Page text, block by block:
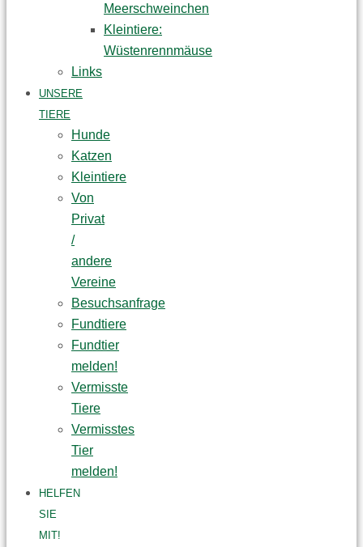
Meerschweinchen
Kleintiere:
Wüstenrennmäuse
Links
UNSERE
TIERE
Hunde
Katzen
Kleintiere
Von
Privat
/
andere
Vereine
Besuchsanfrage
Fundtiere
Fundtier
melden!
Vermisste
Tiere
Vermisstes
Tier
melden!
HELFEN
SIE
MIT!